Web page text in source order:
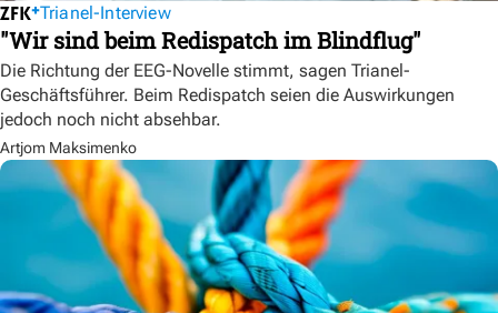
Trianel-Interview
"Wir sind beim Redispatch im Blindflug"
Die Richtung der EEG-Novelle stimmt, sagen Trianel-
Geschäftsführer. Beim Redispatch seien die Auswirkungen
jedoch noch nicht absehbar.
Artjom Maksimenko